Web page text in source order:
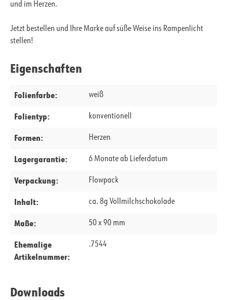
und im Herzen.
Jetzt bestellen und Ihre Marke auf süße Weise ins Rampenlicht
stellen!
Eigenschaften
Folienfarbe: weiß
Folientyp: konventionell
Formen: Herzen
Lagergarantie: 6 Monate ab Lieferdatum
Verpackung: Flowpack
Inhalt: ca. 8g Vollmilchschokolade
Maße: 50 x 90 mm
Ehemalige
Artikelnummer:
.7544
Downloads